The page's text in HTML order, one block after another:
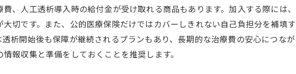
、人工透析導入時の給付金が受け取れる商品もあります。加入する際には
切です。また、公的医療保険だけではカバーしきれない自己負担分を補填
析開始後も保障が継続されるプランもあり、長期的な治療費の安心につな
報収集と準備をしておくことを推奨します。